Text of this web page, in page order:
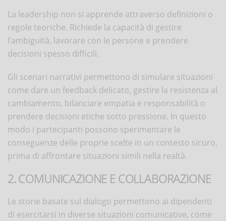
La leadership non si apprende attraverso definizioni o
regole teoriche. Richiede la capacità di gestire
l’ambiguità, lavorare con le persone e prendere
decisioni spesso difficili.
Gli scenari narrativi permettono di simulare situazioni
come dare un feedback delicato, gestire la resistenza al
cambiamento, bilanciare empatia e responsabilità o
prendere decisioni etiche sotto pressione. In questo
modo i partecipanti possono sperimentare le
conseguenze delle proprie scelte in un contesto sicuro,
prima di affrontare situazioni simili nella realtà.
2. COMUNICAZIONE E COLLABORAZIONE
Le storie basate sul dialogo permettono ai dipendenti
di esercitarsi in diverse situazioni comunicative, come